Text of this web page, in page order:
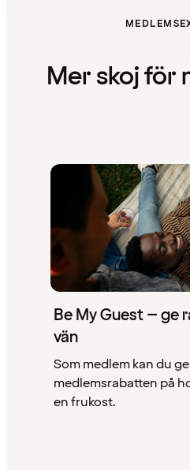
Mer skoj för
Be My Guest – ge
vän
Som medlem kan du
medlemsrabatten på
en frukost.